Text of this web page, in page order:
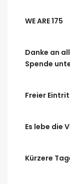
WE ARE 175
Danke an
Spende
Freier
Es lebe die
Kürzere